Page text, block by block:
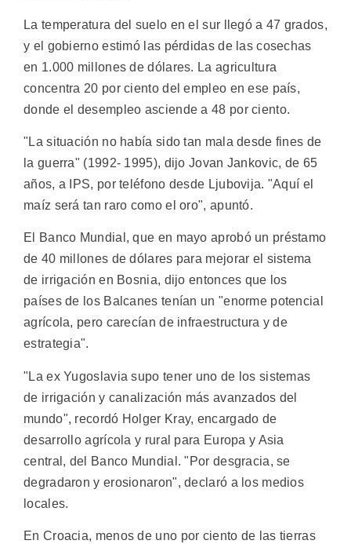
La temperatura del suelo en el sur llegó a 47 grados,
y el gobierno estimó las pérdidas de las cosechas
en 1.000 millones de dólares. La agricultura
concentra 20 por ciento del empleo en ese país,
donde el desempleo asciende a 48 por ciento.
"La situación no había sido tan mala desde fines de
la guerra" (1992- 1995), dijo Jovan Jankovic, de 65
años, a IPS, por teléfono desde Ljubovija. "Aquí el
maíz será tan raro como el oro", apuntó.
El Banco Mundial, que en mayo aprobó un préstamo
de 40 millones de dólares para mejorar el sistema
de irrigación en Bosnia, dijo entonces que los
países de los Balcanes tenían un "enorme potencial
agrícola, pero carecían de infraestructura y de
estrategia".
"La ex Yugoslavia supo tener uno de los sistemas
de irrigación y canalización más avanzados del
mundo", recordó Holger Kray, encargado de
desarrollo agrícola y rural para Europa y Asia
central, del Banco Mundial. "Por desgracia, se
degradaron y erosionaron", declaró a los medios
locales.
En Croacia, menos de uno por ciento de las tierras